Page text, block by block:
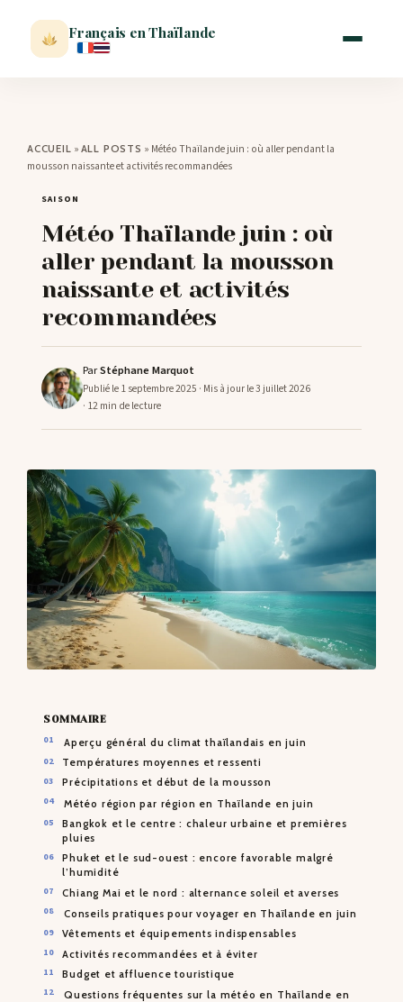
Français en Thaïlande
VISITER
MÉTÉO
EXPATRIATION
BLOG
ACCUEIL » ALL POSTS » Météo Thaïlande juin : où aller pendant la
mousson naissante et activités recommandées
SAISON
Météo Thaïlande juin : où
aller pendant la mousson
naissante et activités
recommandées
ParStéphane Marquot
Publié le 1 septembre 2025 · Mis à jour le 3 juillet 2026
· 12 min de lecture
SOMMAIRE
Aperçu général du climat thaïlandais en juin
Températures moyennes et ressenti
Précipitations et début de la mousson
Météo région par région en Thaïlande en juin
Bangkok et le centre : chaleur urbaine et premières
pluies
Phuket et le sud-ouest : encore favorable malgré
l’humidité
Chiang Mai et le nord : alternance soleil et averses
Conseils pratiques pour voyager en Thaïlande en juin
Vêtements et équipements indispensables
Activités recommandées et à éviter
Budget et affluence touristique
Questions fréquentes sur la météo en Thaïlande en